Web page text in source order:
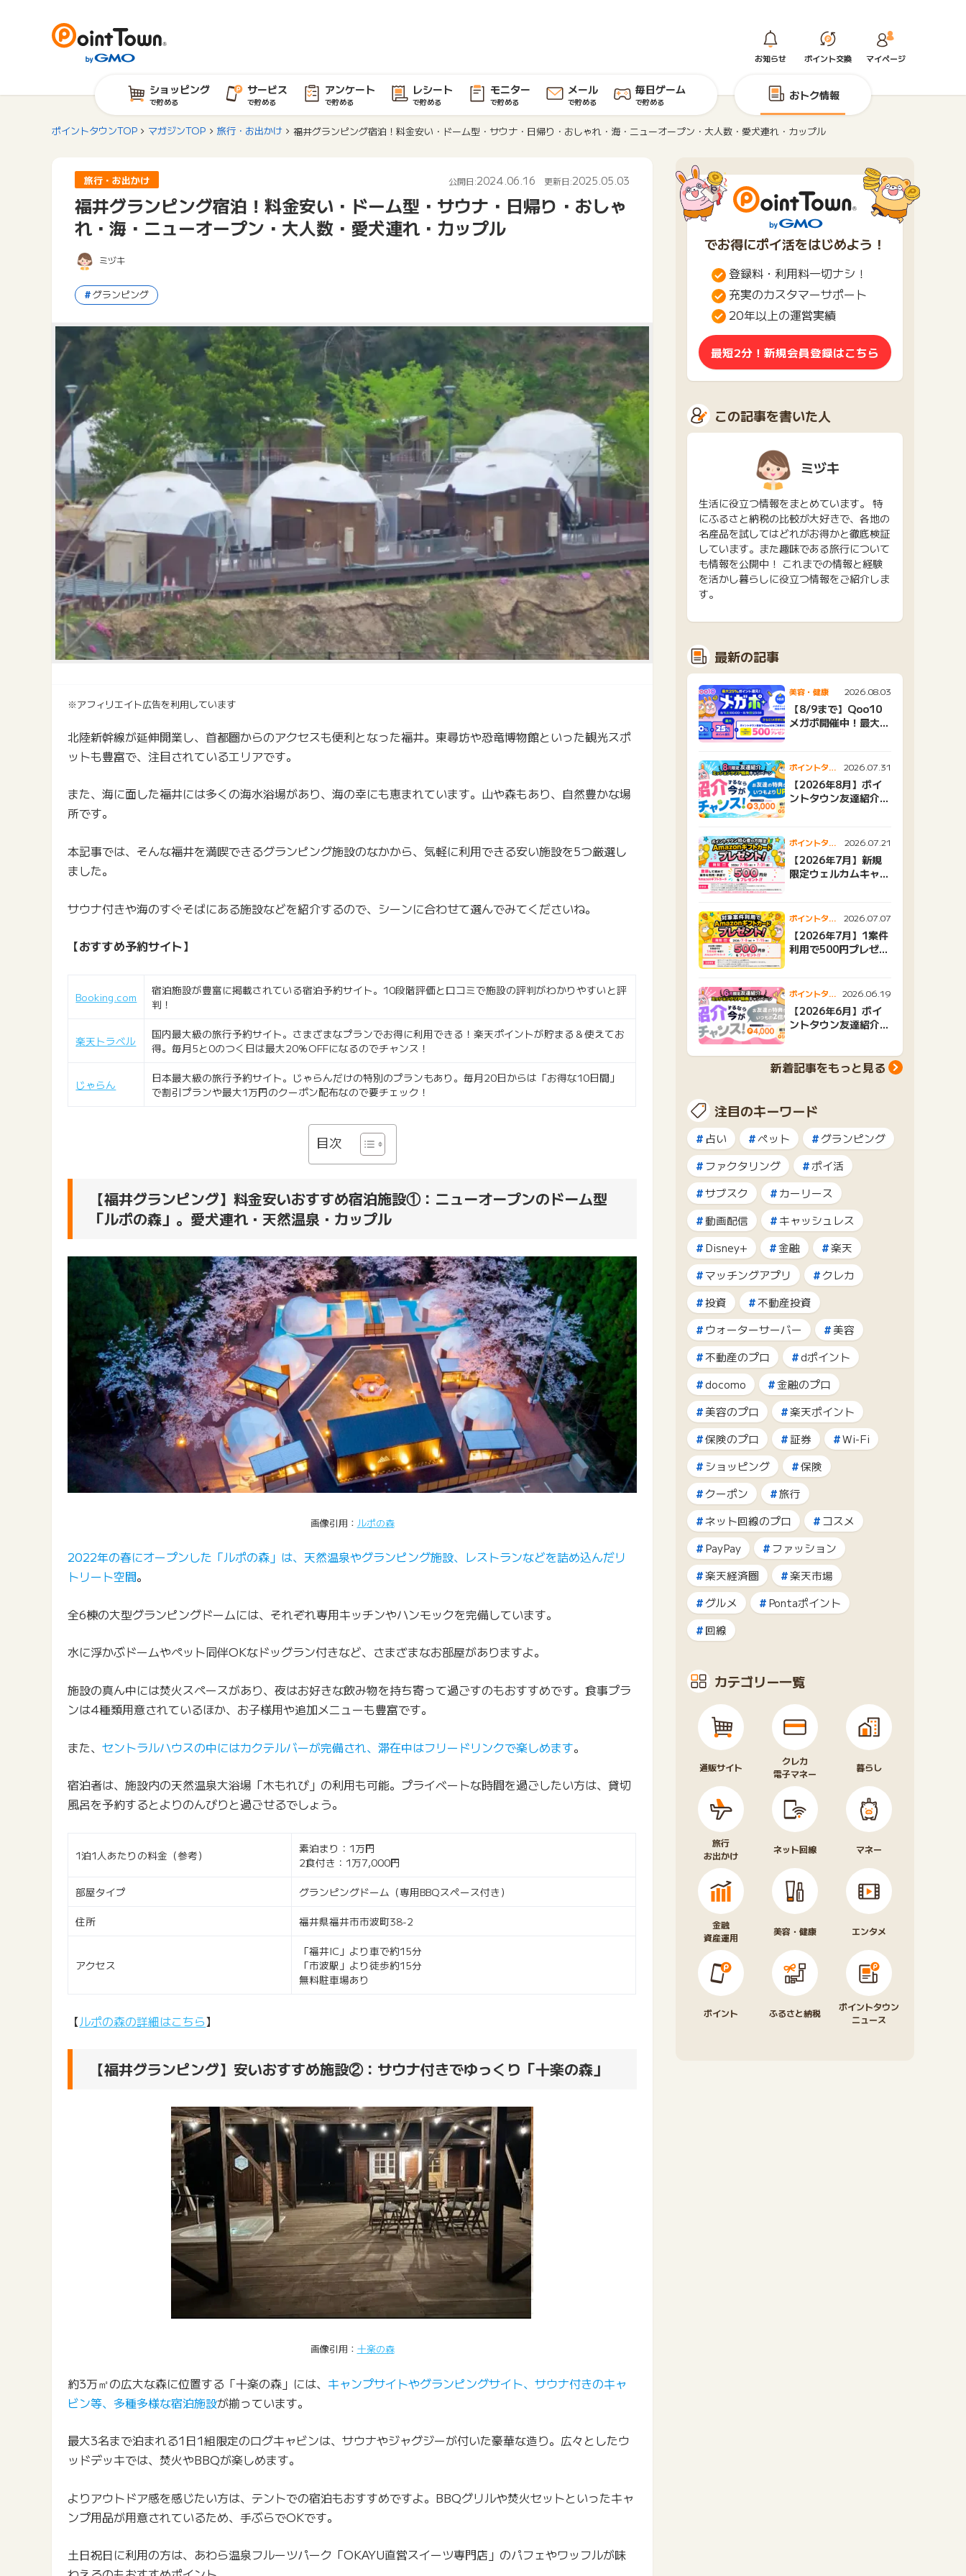
お知らせ ポイント交換 マイページ
ショッピング
で貯める
サービス
で貯める
アンケート
で貯める
レシート
で貯める
モニター
で貯める
メール
で貯める
毎日ゲーム
で貯める おトク情報
ポイントタウンTOP マガジンTOP 旅行・お出かけ 福井グランピング宿泊！料金安い・ドーム型・サウナ・日帰り・おしゃれ・海・ニューオープン・大人数・愛犬連れ・カップル
旅行・お出かけ 公開日:2024.06.16 更新日:2025.05.03
福井グランピング宿泊！料金安い・ドーム型・サウナ・日帰り・おしゃ
れ・海・ニューオープン・大人数・愛犬連れ・カップル
ミヅキ
グランピング
※アフィリエイト広告を利用しています
北陸新幹線が延伸開業し、首都圏からのアクセスも便利となった福井。東尋坊や恐竜博物館といった観光スポ
ットも豊富で、注目されているエリアです。
また、海に面した福井には多くの海水浴場があり、海の幸にも恵まれています。山や森もあり、自然豊かな場
所です。
本記事では、そんな福井を満喫できるグランピング施設のなかから、気軽に利用できる安い施設を5つ厳選し
ました。
サウナ付きや海のすぐそばにある施設などを紹介するので、シーンに合わせて選んでみてくださいね。
【おすすめ予約サイト】
Booking.com
宿泊施設が豊富に掲載されている宿泊予約サイト。10段階評価と口コミで施設の評判がわかりやすいと評
判！
楽天トラベル
国内最大級の旅行予約サイト。さまざまなプランでお得に利用できる！楽天ポイントが貯まる＆使えてお
得。毎月5と0のつく日は最大20％OFFになるのでチャンス！
じゃらん
日本最大級の旅行予約サイト。じゃらんだけの特別のプランもあり。毎月20日からは「お得な10日間」
で割引プランや最大1万円のクーポン配布なので要チェック！
目次
【福井グランピング】料金安いおすすめ宿泊施設①：ニューオープンのドーム型
「ルポの森」。愛犬連れ・天然温泉・カップル
画像引用： ルポの森
2022年の春にオープンした「ルポの森」は、天然温泉やグランピング施設、レストランなどを詰め込んだリ
トリート空間。
全6棟の大型グランピングドームには、それぞれ専用キッチンやハンモックを完備しています。
水に浮かぶドームやペット同伴OKなドッグラン付きなど、さまざまなお部屋がありますよ。
施設の真ん中には焚火スペースがあり、夜はお好きな飲み物を持ち寄って過ごすのもおすすめです。食事プラ
ンは4種類用意されているほか、お子様用や追加メニューも豊富です。
また、セントラルハウスの中にはカクテルバーが完備され、滞在中はフリードリンクで楽しめます。
宿泊者は、施設内の天然温泉大浴場「木もれび」の利用も可能。プライベートな時間を過ごしたい方は、貸切
風呂を予約するとよりのんびりと過ごせるでしょう。
1泊1人あたりの料金（参考）
素泊まり：1万円
2食付き：1万7,000円
部屋タイプ グランピングドーム（専用BBQスペース付き）
住所 福井県福井市市波町38-2
アクセス
「福井IC」より車で約15分
「市波駅」より徒歩約15分
無料駐車場あり
【ルポの森の詳細はこちら】
【福井グランピング】安いおすすめ施設②：サウナ付きでゆっくり「十楽の森」
画像引用： 十楽の森
約3万㎡の広大な森に位置する「十楽の森」には、 キャンプサイトやグランピングサイト、サウナ付きのキャ
ビン等、多種多様な宿泊施設が揃っています。
最大3名まで泊まれる1日1組限定のログキャビンは、サウナやジャグジーが付いた豪華な造り。広々としたウ
ッドデッキでは、焚火やBBQが楽しめます。
よりアウトドア感を感じたい方は、テントでの宿泊もおすすめですよ。BBQグリルや焚火セットといったキャ
ンプ用品が用意されているため、手ぶらでOKです。
土日祝日に利用の方は、あわら温泉フルーツパーク「OKAYU直営スイーツ専門店」のパフェやワッフルが味
でお得にポイ活をはじめよう！
登録料・利用料一切ナシ！
充実のカスタマーサポート
20年以上の運営実績
最短2分！新規会員登録はこちら
この記事を書いた人
ミヅキ
生活に役立つ情報をまとめています。 特
にふるさと納税の比較が大好きで、各地の
名産品を試してはどれがお得かと徹底検証
しています。また趣味である旅行について
も情報を公開中！ これまでの情報と経験
を活かし暮らしに役立つ情報をご紹介しま
す。
最新の記事
美容・健康 2026.08.03
【8/9まで】Qoo10
メガポ開催中！最大
ポイントタウ
ンニュース
2026.07.31
【2026年8月】ポイ
ントタウン友達紹介キ
ポイントタウ
ンニュース
2026.07.21
【2026年7月】新規
限定ウェルカムキャン
ポイントタウ
ンニュース
2026.07.07
【2026年7月】1案件
利用で500円プレゼン
ポイントタウ
ンニュース
2026.06.19
【2026年6月】ポイ
ントタウン友達紹介キ
新着記事をもっと見る
注目のキーワード
占い ペット
グランピング
ファクタリング
ポイ活
サブスク
カーリース
動画配信
キャッシュレス
Disney+
金融
楽天
マッチングアプリ
クレカ
投資
不動産投資
ウォーターサーバー
美容
不動産のプロ
dポイント
docomo
金融のプロ
美容のプロ
楽天ポイント
保険のプロ
証券
Wi-Fi
ショッピング
保険
クーポン
旅行
ネット回線のプロ
コスメ
PayPay
ファッション
楽天経済圏
楽天市場
グルメ
Pontaポイント
回線
カテゴリー一覧
通販サイト
クレカ
電子マネー
暮らし
旅行
お出かけ
ネット回線 マネー
金融
資産運用
美容・健康 エンタメ
ポイント ふるさと納税
ポイントタウン
ニュース